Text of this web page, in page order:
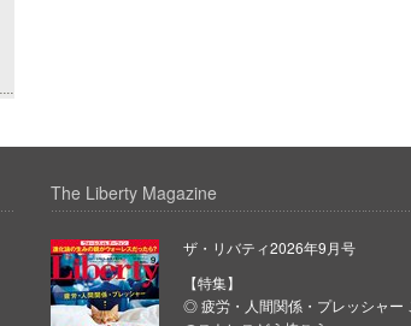
The Liberty Magazine
ザ・リバティ2026年9月号
【特集】
◎ 疲労・人間関係・プレッシャー